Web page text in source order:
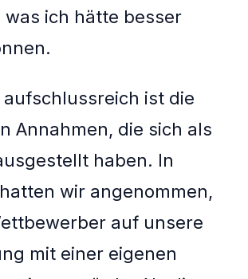
was ich hätte besser
aufschlussreich ist die
Annahmen, die sich als
haben. In
wir angenommen,
auf unsere
mit einer eigenen